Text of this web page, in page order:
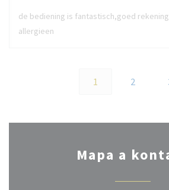
de bediening is fantastisch,goed
allergieen
1 2
Mapa a